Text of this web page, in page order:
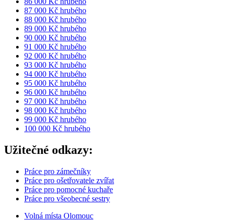
87 000 Kč hrubého
88 000 Kč hrubého
89 000 Kč hrubého
90 000 Kč hrubého
91 000 Kč hrubého
92 000 Kč hrubého
93 000 Kč hrubého
94 000 Kč hrubého
95 000 Kč hrubého
96 000 Kč hrubého
97 000 Kč hrubého
98 000 Kč hrubého
99 000 Kč hrubého
100 000 Kč hrubého
Užitečné odkazy:
Práce pro zámečníky
Práce pro ošetřovatele zvířat
Práce pro pomocné kuchaře
Práce pro všeobecné sestry
Volná místa Olomouc